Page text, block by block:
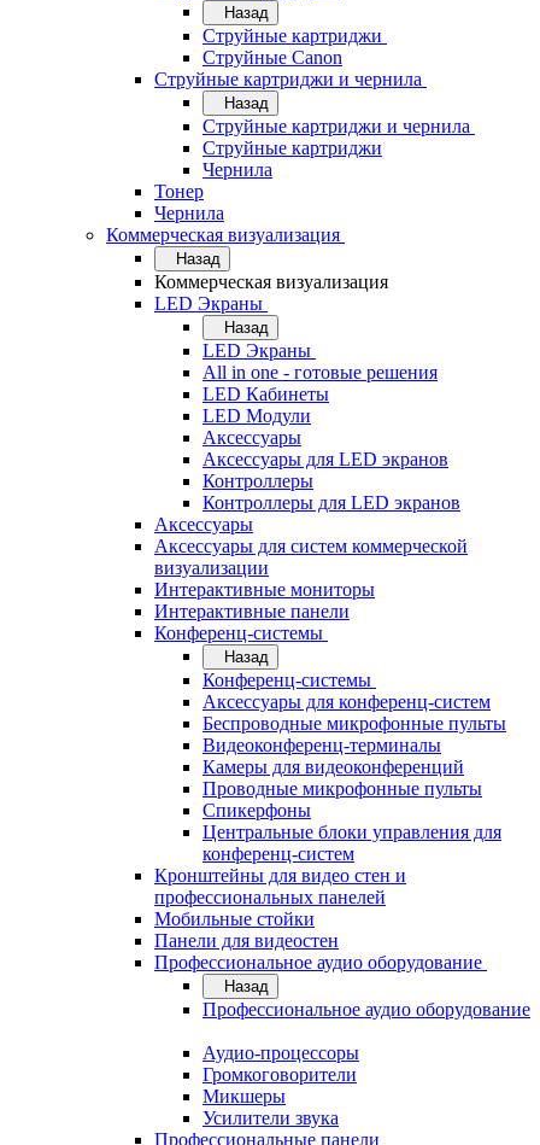
Назад
Струйные картриджи
Струйные Canon
Струйные картриджи и чернила
Назад
Струйные картриджи и чернила
Струйные картриджи
Чернила
Тонер
Чернила
Коммерческая визуализация
Назад
Коммерческая визуализация
LED Экраны
Назад
LED Экраны
All in one - готовые решения
LED Кабинеты
LED Модули
Аксессуары
Аксессуары для LED экранов
Контроллеры
Контроллеры для LED экранов
Аксессуары
Аксессуары для систем коммерческой
визуализации
Интерактивные мониторы
Интерактивные панели
Конференц-системы
Назад
Конференц-системы
Аксессуары для конференц-систем
Беспроводные микрофонные пульты
Видеоконференц-терминалы
Камеры для видеоконференций
Проводные микрофонные пульты
Спикерфоны
Центральные блоки управления для
конференц-систем
Кронштейны для видео стен и
профессиональных панелей
Мобильные стойки
Панели для видеостен
Профессиональное аудио оборудование
Назад
Профессиональное аудио оборудование
Аудио-процессоры
Громкоговорители
Микшеры
Усилители звука
Профессиональные панели